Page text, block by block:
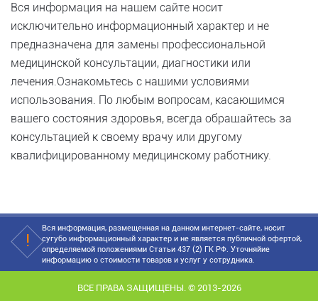
Вся информация на нашем сайте носит
исключительно информационный характер и не
предназначена для замены профессиональной
медицинской консультации, диагностики или
лечения.Ознакомьтесь с нашими условиями
использования. По любым вопросам, касающимся
вашего состояния здоровья, всегда обращайтесь за
консультацией к своему врачу или другому
квалифицированному медицинскому работнику.
Вся информация, размещенная на данном интернет-сайте, носит
сугубо информационный характер и не является публичной офертой,
определяемой положениями Статьи 437 (2) ГК РФ. Уточняйие
информацию о стоимости товаров и услуг у сотрудника.
ВСЕ ПРАВА ЗАЩИЩЕНЫ. © 2013-2026